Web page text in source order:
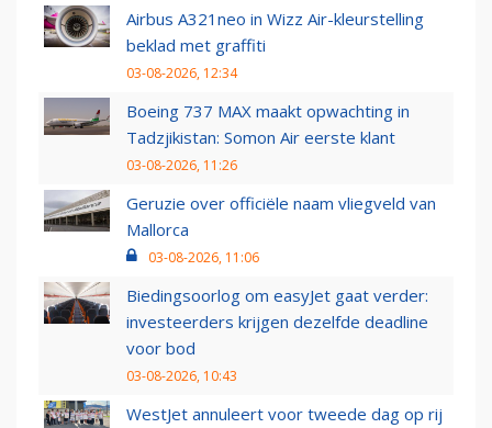
Airbus A321neo in Wizz Air-kleurstelling
beklad met graffiti
03-08-2026, 12:34
Boeing 737 MAX maakt opwachting in
Tadzjikistan: Somon Air eerste klant
03-08-2026, 11:26
Geruzie over officiële naam vliegveld van
Mallorca
03-08-2026, 11:06
Biedingsoorlog om easyJet gaat verder:
investeerders krijgen dezelfde deadline
voor bod
03-08-2026, 10:43
WestJet annuleert voor tweede dag op rij